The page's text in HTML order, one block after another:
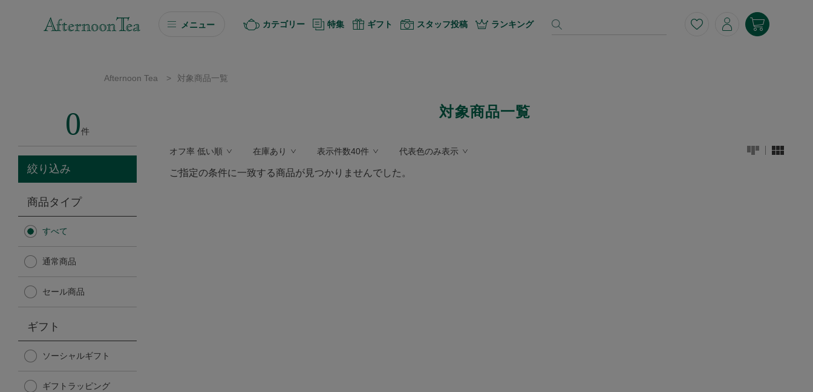
メニュー
ソーシャルギフト
カタログギフト
Afternoon Tea TEAROOM
Afternoon Tea TEAROOM
日傘
カテゴリー 特集 ギフト スタッフ投稿 ランキング
Afternoon Tea > 対象商品一覧
0件
絞り込み
商品タイプ
すべて
通常商品
セール商品
ギフト
ソーシャルギフト
ギフトラッピング
対象商品一覧
オフ率 低い順 在庫あり 表示件数40件 代表色のみ表示
ご指定の条件に一致する商品が見つかりませんでした。